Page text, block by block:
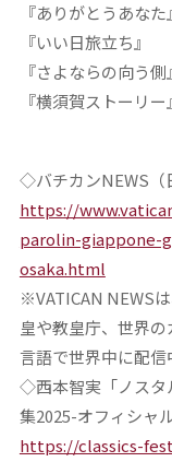
『ありがとうあなた』
『いい日旅立ち』
『さよならの向う側』
『横須賀ストーリー』
◇バチカンNEWS（
https://
parolin-giappone-
osaka.html
※VATICAN NEWS
皇や教皇庁、世界
言語で世界中に配信
◇西本智実「ノスタ
集2025-オフィシャ
https://classics-